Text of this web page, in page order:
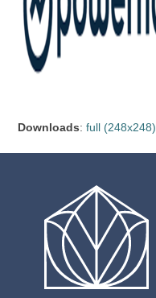
Downloads:full (248x248)